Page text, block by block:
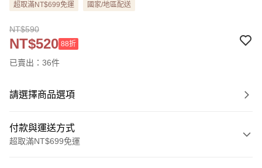
超取滿NT$699免運 國家/地區配送
NT$590
NT$520 88折
已賣出：36件
請選擇商品選項
付款與運送方式
超取滿NT$699免運